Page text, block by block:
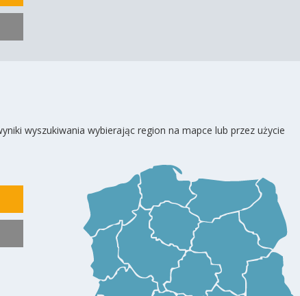
wyszukiwania wybierając region na mapce lub przez użycie